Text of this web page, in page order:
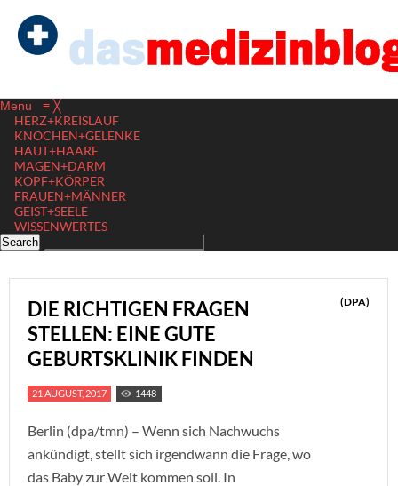
Menu ≡ ╳
HERZ+KREISLAUF
KNOCHEN+GELENKE
HAUT+HAARE
MAGEN+DARM
KOPF+KÖRPER
FRAUEN+MÄNNER
GEIST+SEELE
WISSENWERTES
DIE RICHTIGEN FRAGEN
STELLEN: EINE GUTE
GEBURTSKLINIK FINDEN
(DPA)
21 AUGUST, 2017 1448
Berlin (dpa/tmn) – Wenn sich Nachwuchs
ankündigt, stellt sich irgendwann die Frage, wo
das Baby zur Welt kommen soll. In